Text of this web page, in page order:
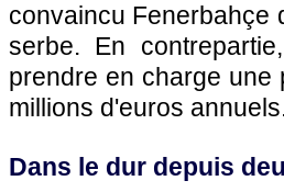
convaincu Fenerbahçe
serbe. En
prendre en charge une
millions d'euros
Dans le dur depuis